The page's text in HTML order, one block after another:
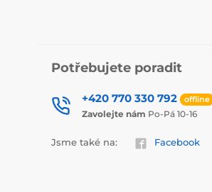
Potřebujete poradit
+420 770 330 792 offline
Zavolejte nám Po-Pá 10-16
Jsme také na: Facebook